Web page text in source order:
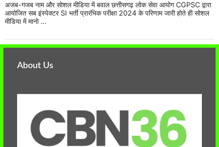
अजब-गजब नाम और सोशल मीडिया में बवाल छत्तीसगढ़ लोक सेवा आयोग CGPSC द्वारा
आयोजित सब इंस्पेक्टर SI भर्ती प्रारंभिक परीक्षा 2024 के परिणाम जारी होते ही सोशल
मीडिया में मानो ...
About Us